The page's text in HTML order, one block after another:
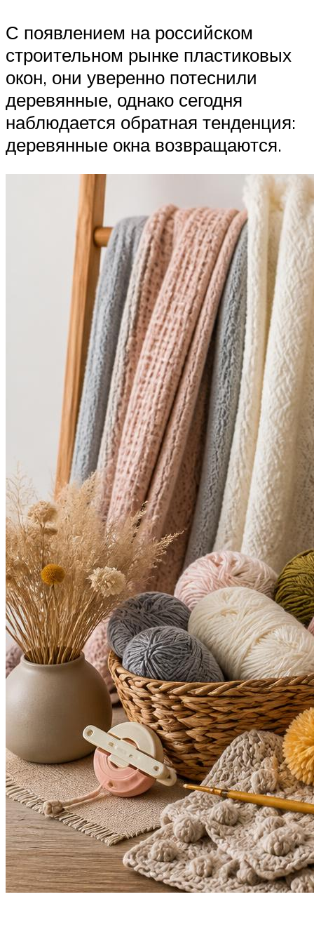
С появлением на российском
строительном рынке пластиковых
окон, они уверенно потеснили
деревянные, однако сегодня
наблюдается обратная тенденция:
деревянные окна возвращаются.